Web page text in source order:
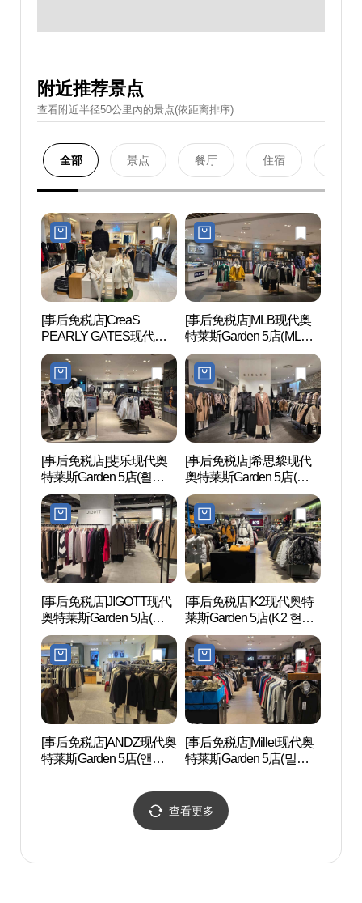
附近推荐景点
查看附近半径50公里內的景点(依距离排序)
全部 景点 餐厅 住宿
[事后免税店]CreaS
PEARLY GATES现代奥
特莱斯Garden 5店(파리게
이츠 현대아울렛 가든파
이브점)
[事后免税店]MLB现代奥
特莱斯Garden 5店(MLB
현대아울렛 가든파이브
점)
[事后免税店]斐乐现代奥
特莱斯Garden 5店(휠라
현대아울렛 가든파이브
점)
[事后免税店]希思黎现代
奥特莱斯Garden 5店(시슬
리 현대아울렛 가든파이
브점)
[事后免税店]JIGOTT现代
奥特莱斯Garden 5店(지고
트 현대아울렛 가든파이
브점)
[事后免税店]K2现代奥特
莱斯Garden 5店(K2 현대
아울렛 가든파이브점)
[事后免税店]ANDZ现代奥
特莱斯Garden 5店(앤드지
[事后免税店]Millet现代奥
特莱斯Garden 5店(밀레
점)
查看更多